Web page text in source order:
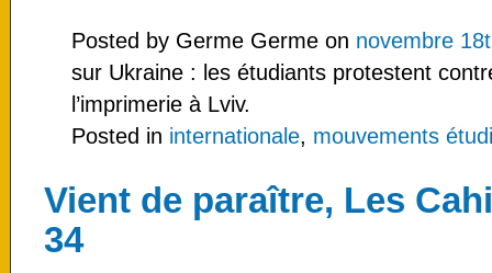
Posted by Germe Germe on novembre
sur Ukraine : les étudiants protestent
l’imprimerie à Lviv.
Posted in internationale, mouvements
Vient de paraître, Les
34